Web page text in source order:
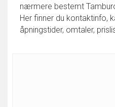
nærmere bestemt
Her finner du kontaktinfo,
åpningstider, omtaler,